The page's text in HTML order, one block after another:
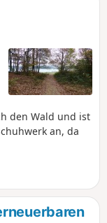
den Wald und ist
an, da